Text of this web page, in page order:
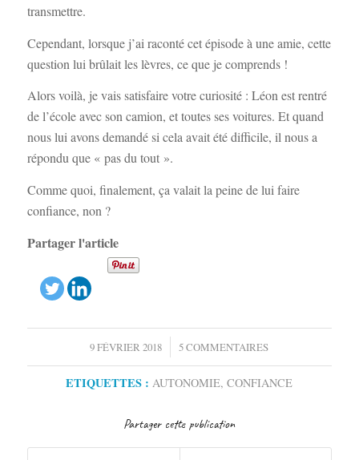
transmettre.
Cependant, lorsque j’ai raconté cet épisode à une amie, cette
question lui brûlait les lèvres, ce que je comprends !
Alors voilà, je vais satisfaire votre curiosité : Léon est rentré
de l’école avec son camion, et toutes ses voitures. Et quand
nous lui avons demandé si cela avait été difficile, il nous a
répondu que « pas du tout ».
Comme quoi, finalement, ça valait la peine de lui faire
confiance, non ?
Partager l'article
9 FÉVRIER 2018
/ 5 COMMENTAIRES
ETIQUETTES : AUTONOMIE,CONFIANCE
Partager cette publication